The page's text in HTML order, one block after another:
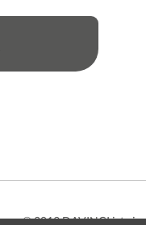
© 2019 DAVINCIist